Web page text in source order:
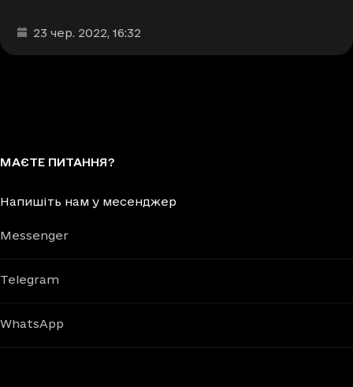
Дата та час публікації
23 чер. 2022, 16:32
МАЄТЕ ПИТАННЯ?
Напишіть нам у месенджер
Messenger
Telegram
WhatsApp